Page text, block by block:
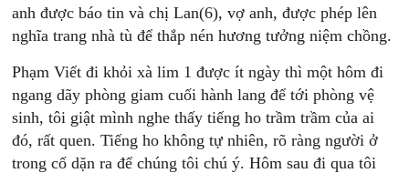
anh được báo tin và chị Lan(6), vợ anh, được phép lên
nghĩa trang nhà tù để thắp nén hương tưởng niệm chồng.
Phạm Viết đi khỏi xà lim 1 được ít ngày thì một hôm đi
ngang dãy phòng giam cuối hành lang để tới phòng vệ
sinh, tôi giật mình nghe thấy tiếng ho trầm trầm của ai
đó, rất quen. Tiếng ho không tự nhiên, rõ ràng người ở
trong cố dặn ra để chúng tôi chú ý. Hôm sau đi qua tôi